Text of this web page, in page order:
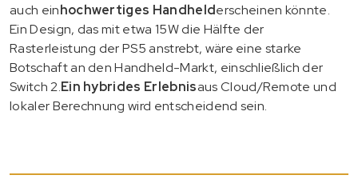
auch einhochwertiges Handhelderscheinen könnte.
Ein Design, das mit etwa 15W die Hälfte der
Rasterleistung der PS5 anstrebt, wäre eine starke
Botschaft an den Handheld-Markt, einschließlich der
Switch 2.Ein hybrides Erlebnisaus Cloud/Remote und
lokaler Berechnung wird entscheidend sein.